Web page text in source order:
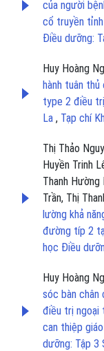
của người
cổ truyền tỉnh
Điều dưỡng:
Huy Hoàng
hành tuân
type 2 điều
La , Tạp chí
Thị Thảo
Huyền Trinh
Thanh Hường
Trần, Thị
lường khả
đường típ 2
học Điều
Huy Hoàng
sóc bàn
điều trị ngoại
can thiệp
dưỡng: Tập 3